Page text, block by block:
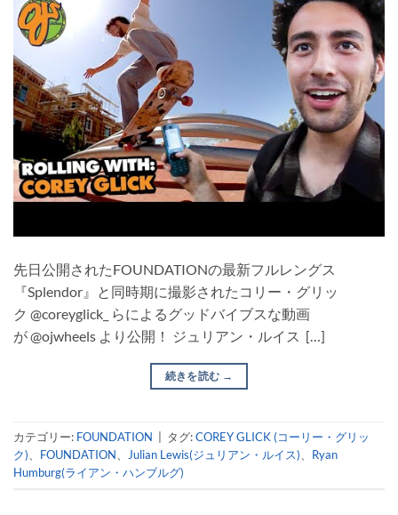
先日公開されたFOUNDATIONの最新フルレングス
『Splendor』と同時期に撮影されたコリー・グリッ
ク @coreyglick_ らによるグッドバイブスな動画
が @ojwheels より公開！ ジュリアン・ルイス […]
続きを読む →
カテゴリー: FOUNDATION タグ:COREY GLICK (コーリー・グリッ
ク)、 FOUNDATION、 Julian Lewis(ジュリアン・ルイス)、 Ryan
Humburg(ライアン・ハンブルグ)